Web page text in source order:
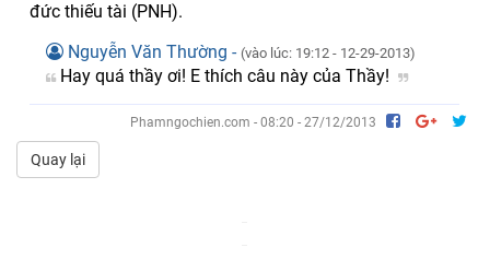
đức thiếu tài (PNH).
Nguyễn Văn Thường - (vào lúc: 19:12 - 12-29-2013)
Hay quá thầy ơi! E thích câu này của Thầy!
Phamngochien.com - 08:20 - 27/12/2013
Quay lại